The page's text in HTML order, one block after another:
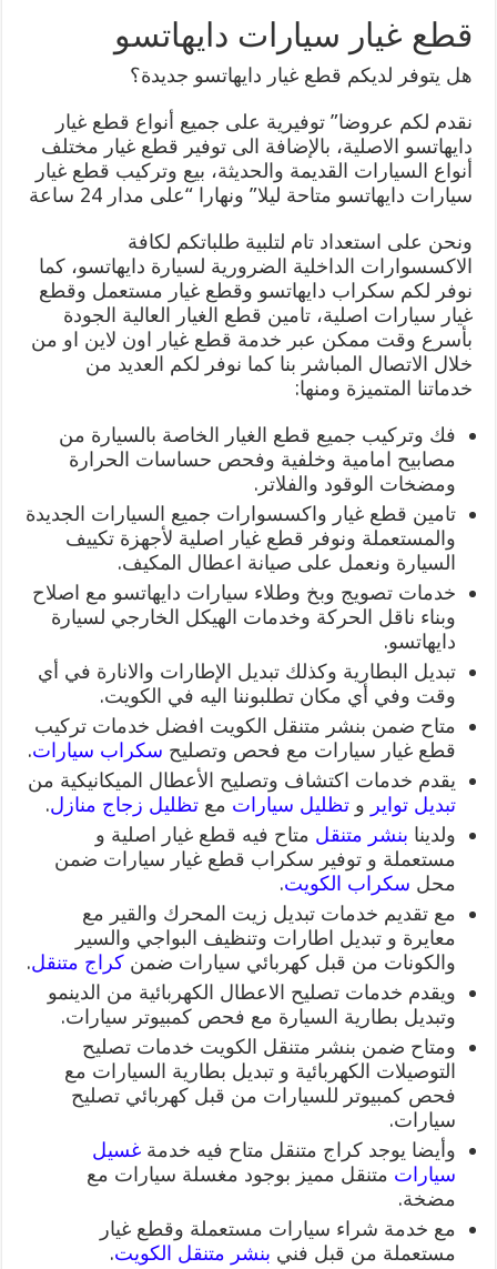
قطع غيار سيارات دايهاتسو
هل يتوفر لديكم قطع غيار دايهاتسو جديدة؟
نقدم لكم عروضا” توفيرية على جميع أنواع قطع غيار
دايهاتسو الاصلية، بالإضافة الى توفير قطع غيار مختلف
أنواع السيارات القديمة والحديثة، بيع وتركيب قطع غيار
سيارات دايهاتسو متاحة ليلا” ونهارا “على مدار 24 ساعة
ونحن على استعداد تام لتلبية طلباتكم لكافة
الاكسسوارات الداخلية الضرورية لسيارة دايهاتسو، كما
نوفر لكم سكراب دايهاتسو وقطع غيار مستعمل وقطع
غيار سيارات اصلية، تامين قطع الغيار العالية الجودة
بأسرع وقت ممكن عبر خدمة قطع غيار اون لاين او من
خلال الاتصال المباشر بنا كما نوفر لكم العديد من
خدماتنا المتميزة ومنها:
فك وتركيب جميع قطع الغيار الخاصة بالسيارة من
مصابيح امامية وخلفية وفحص حساسات الحرارة
ومضخات الوقود والفلاتر.
تامين قطع غيار واكسسوارات جميع السيارات الجديدة
والمستعملة ونوفر قطع غيار اصلية لأجهزة تكييف
السيارة ونعمل على صيانة اعطال المكيف.
خدمات تصويج وبخ وطلاء سيارات دايهاتسو مع اصلاح
وبناء ناقل الحركة وخدمات الهيكل الخارجي لسيارة
دايهاتسو.
تبديل البطارية وكذلك تبديل الإطارات والانارة في أي
وقت وفي أي مكان تطلبوننا اليه في الكويت.
متاح ضمن بنشر متنقل الكويت افضل خدمات تركيب
قطع غيار سيارات مع فحص وتصليح سكراب سيارات.
يقدم خدمات اكتشاف وتصليح الأعطال الميكانيكية من
تبديل تواير وتظليل سيارات معتظليل زجاج منازل.
ولدينا بنشر متنقل متاح فيه قطع غيار اصلية و
مستعملة و توفير سكراب قطع غيار سيارات ضمن
محل سكراب الكويت.
مع تقديم خدمات تبديل زيت المحرك والقير مع
معايرة و تبديل اطارات وتنظيف البواجي والسير
والكونات من قبل كهربائي سيارات ضمنكراج متنقل.
ويقدم خدمات تصليح الاعطال الكهربائية من الدينمو
وتبديل بطارية السيارة مع فحص كمبيوتر سيارات.
ومتاح ضمن بنشر متنقل الكويت خدمات تصليح
التوصيلات الكهربائية و تبديل بطارية السيارات مع
فحص كمبيوتر للسيارات من قبل كهربائي تصليح
سيارات.
وأيضا يوجد كراج متنقل متاح فيه خدمةغسيل
سيارات متنقل مميز بوجود مغسلة سيارات مع
مضخة.
مع خدمة شراء سيارات مستعملة وقطع غيار
مستعملة من قبل فني بنشر متنقل الكويت.